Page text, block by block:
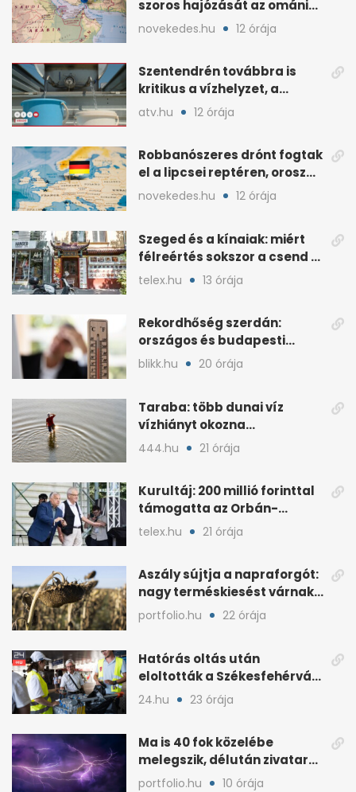
szoros hajózását az ománi
megállapodás után
novekedes.hu 12 órája
Szentendrén továbbra is
kritikus a vízhelyzet, a
honvédség szállít
atv.hu 12 órája
Robbanószeres drónt fogtak
el a lipcsei reptéren, orosz
szál gyanúja
novekedes.hu 12 órája
Szeged és a kínaiak: miért
félreértés sokszor a csend a
hétköznapokban?
telex.hu 13 órája
Rekordhőség szerdán:
országos és budapesti
melegcsúcsok dőltek meg
blikk.hu 20 órája
Taraba: több dunai víz
vízhiányt okozna
Szlovákiában
444.hu 21 órája
Kurultáj: 200 millió forinttal
támogatta az Orbán-
kormány a rendezvényt
telex.hu 21 órája
Aszály sújtja a napraforgót:
nagy terméskiesést várnak
a gazdák
portfolio.hu 22 órája
Hatórás oltás után
eloltották a Székesfehérvár
melletti tüzet
24.hu 23 órája
Ma is 40 fok közelébe
melegszik, délután zivatar
és viharos szél jöhet
portfolio.hu 10 órája